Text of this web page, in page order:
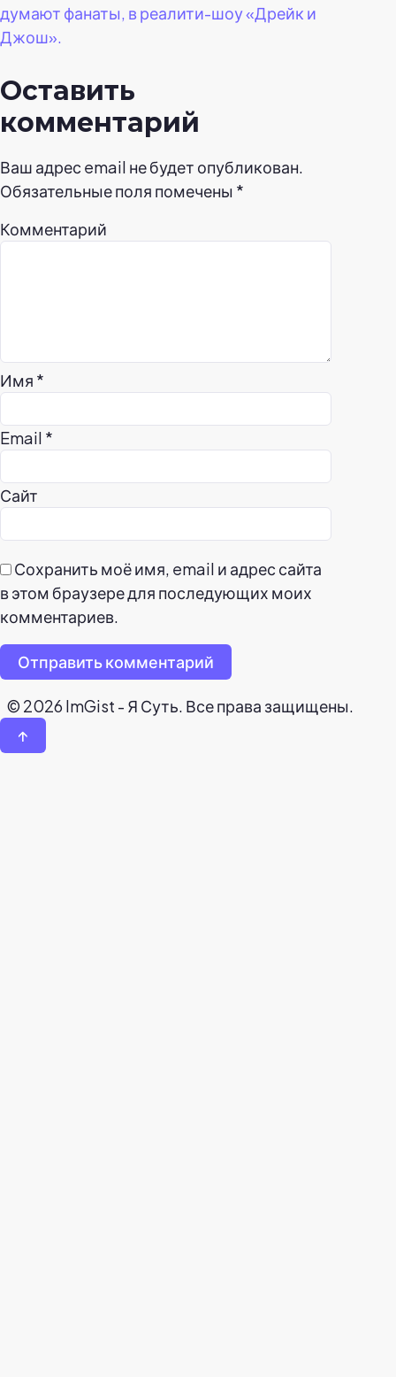
думают фанаты, в реалити-шоу «Дрейк и
Джош».
Оставить
комментарий
Ваш адрес email не будет опубликован.
Обязательные поля помечены *
Комментарий
Имя *
Email *
Сайт
Сохранить моё имя, email и адрес сайта
в этом браузере для последующих моих
комментариев.
Отправить комментарий
© 2026 ImGist - Я Суть. Все права защищены.
↑